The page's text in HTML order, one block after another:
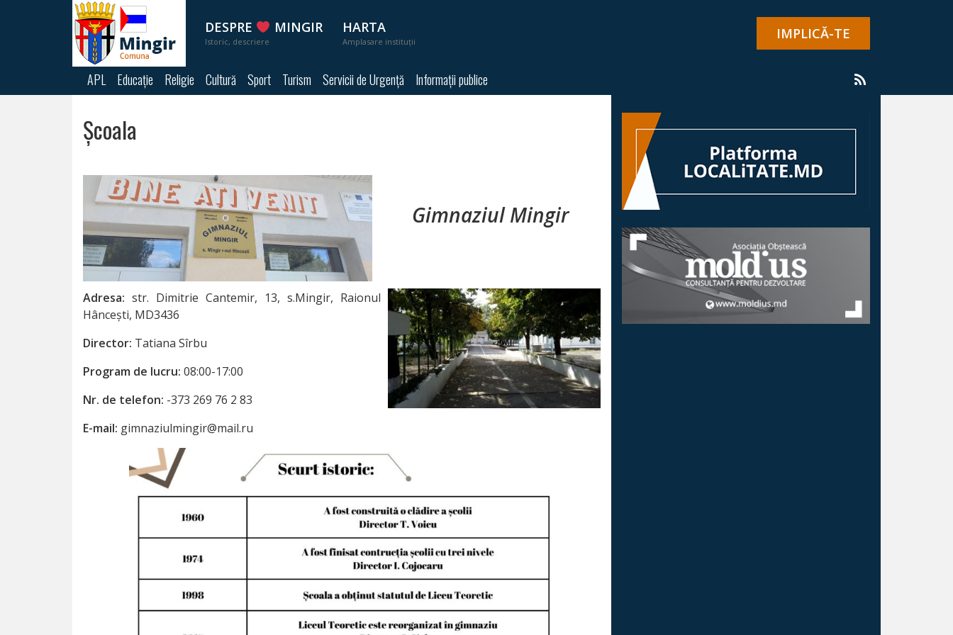
Despre
Primăria
Echipa
primăriei
Organigrama
Educație
Grădiniță
DESPRE MINGIR
Istoric, descriere
HARTA
Amplasare instituții
IMPLICĂ-TE
APL Educație Religie Cultură Sport Turism Servicii de Urgență Informații publice
Școala
Gimnaziul Mingir
Adresa: str. Dimitrie Cantemir, 13, s.Mingir, Raionul
Hâncești, MD3436
Director: Tatiana Sîrbu
Program de lucru: 08:00-17:00
Nr. de telefon: -373 269 76 2 83
E-mail: gimnaziulmingir@mail.ru